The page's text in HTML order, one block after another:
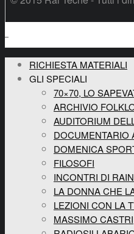
RICHIESTA MATERIALI
GLI SPECIALI
70×70, LO
ARCHIVIO
AUDITORIUM
DOCUMENTARIO
DOMENICA
FILOSOFI
INCONTRI DI
LA DONNA CHE
LEZIONI CON LA
MASSIMO CASTRI